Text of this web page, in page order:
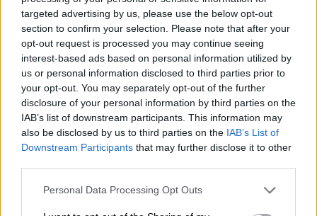
targeted advertising by us, please use the below opt-out
section to confirm your selection. Please note that after your
opt-out request is processed you may continue seeing
interest-based ads based on personal information utilized by
us or personal information disclosed to third parties prior to
your opt-out. You may separately opt-out of the further
disclosure of your personal information by third parties on the
IAB’s list of downstream participants. This information may
also be disclosed by us to third parties on the IAB’s List of
Downstream Participants that may further disclose it to other
Personal Data Processing Opt Outs
08/08/2026 , 18:42
Συναγερμός στη Βουλγαρία: Drone
αγνώστου προέλευσης εξερράγη κοντά
σε μεγάλο αγωγό φυσικού αερίου
08/08/2026 , 17:12
μια μύγα; Το παράξενο πείραμα που